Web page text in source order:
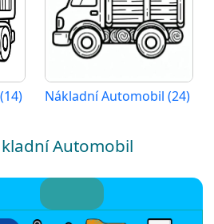
Nákladní Automobil (24)
Automobil